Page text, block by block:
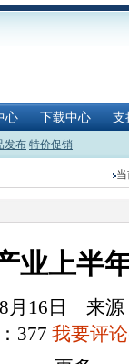
心 下载中心 支
发布 特价促销
业上半
月16日 来
377 我要评